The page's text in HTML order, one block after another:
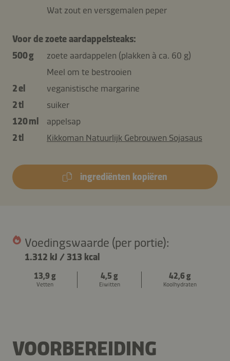
Wat zout en versgemalen peper
Voor de zoete aardappelsteaks:
500 g
zoete aardappelen (plakken à ca. 60 g)
Meel om te bestrooien
2 el
veganistische margarine
2 tl
suiker
120 ml
appelsap
2 tl
Kikkoman Natuurlijk Gebrouwen Sojasaus
ingrediënten kopiëren
Voedingswaarde (per portie):
1.312 kJ / 313 kcal
13,9 g
Vetten
4,5 g
Eiwitten
42,6 g
Koolhydraten
VOORBEREIDING